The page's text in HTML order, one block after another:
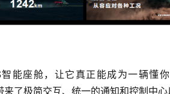
能座舱，让它真正能成为一辆懂
了极简交互、统一的通知和控制中心